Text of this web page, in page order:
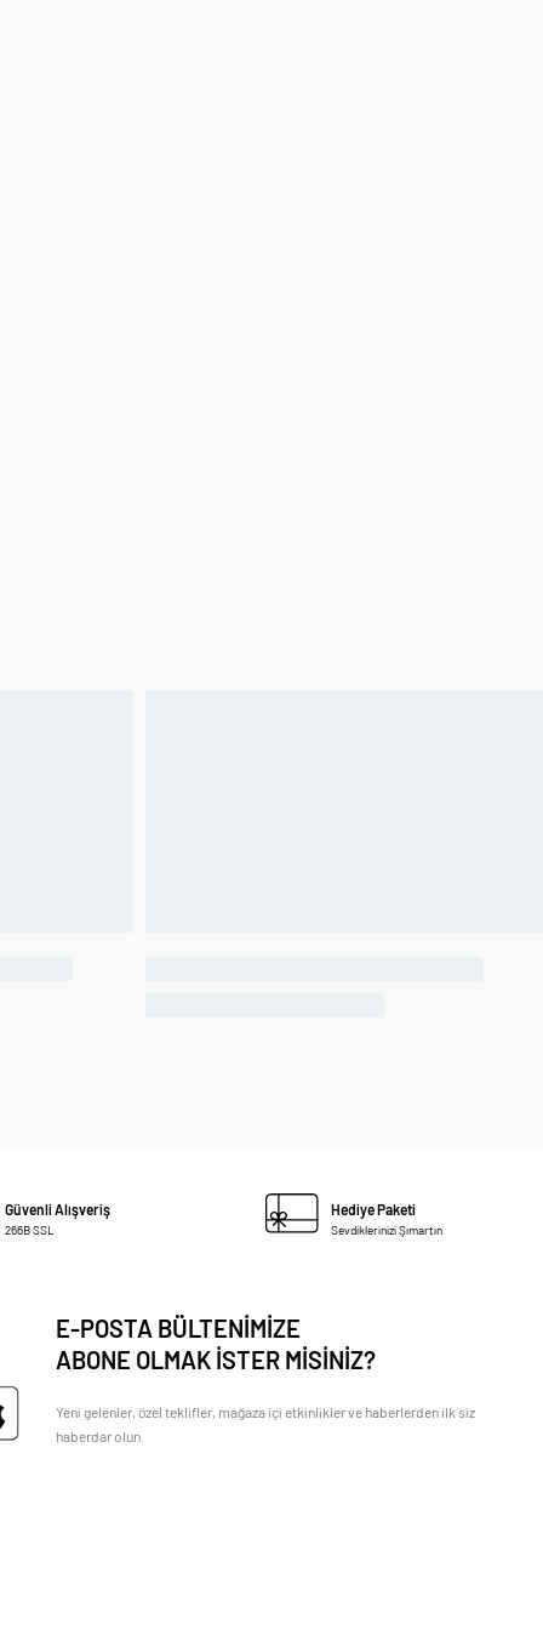
Güvenli Alışveriş
266B SSL
Hediye Paketi
Sevdiklerinizi Şımartın
E-POSTA BÜLTENİMİZE
ABONE OLMAK İSTER MİSİNİZ?
Yeni gelenler, özel teklifler, mağaza içi etkinlikler ve haberlerden ilk siz
haberdar olun.